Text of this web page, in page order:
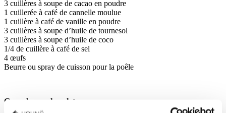
3 cuillères à soupe de cacao en poudre
1 cuillerée à café de cannelle moulue
1 cuillère à café de vanille en poudre
3 cuillères à soupe d’huile de tournesol
3 cuillères à soupe d’huile de coco
1/4 de cuillère à café de sel
4 œufs
Beurre ou spray de cuisson pour la poêle
Ganache au chocolat
200 g de chocolat noir